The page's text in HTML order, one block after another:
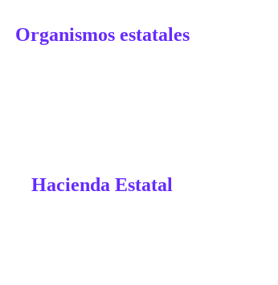
Organismos estatales
Hacienda Estatal